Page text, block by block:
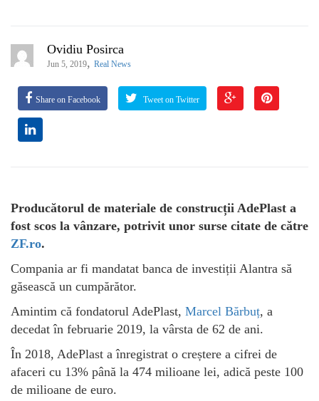
Ovidiu Posirca
Jun 5, 2019, Real News
Share on Facebook Tweet on Twitter
Producătorul de materiale de construcții AdePlast a
fost scos la vânzare, potrivit unor surse citate de către
ZF.ro.
Compania ar fi mandatat banca de investiții Alantra să
găsească un cumpărător.
Amintim că fondatorul AdePlast, Marcel Bărbuț, a
decedat în februarie 2019, la vârsta de 62 de ani.
În 2018, AdePlast a înregistrat o creștere a cifrei de
afaceri cu 13% până la 474 milioane lei, adică peste 100
de milioane de euro.